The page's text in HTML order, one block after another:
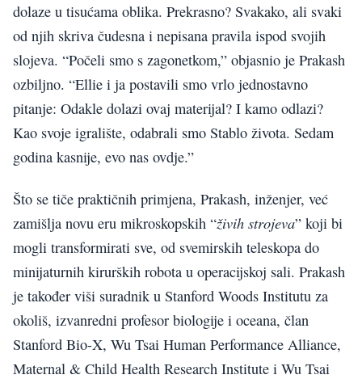
dolaze u tisućama oblika. Prekrasno? Svakako, ali svaki
od njih skriva čudesna i nepisana pravila ispod svojih
slojeva. “Počeli smo s zagonetkom,” objasnio je Prakash
ozbiljno. “Ellie i ja postavili smo vrlo jednostavno
pitanje: Odakle dolazi ovaj materijal? I kamo odlazi?
Kao svoje igralište, odabrali smo Stablo života. Sedam
godina kasnije, evo nas ovdje.”
Što se tiče praktičnih primjena, Prakash, inženjer, već
zamišlja novu eru mikroskopskih “živih strojeva” koji bi
mogli transformirati sve, od svemirskih teleskopa do
minijaturnih kirurških robota u operacijskoj sali. Prakash
je također viši suradnik u Stanford Woods Institutu za
okoliš, izvanredni profesor biologije i oceana, član
Stanford Bio-X, Wu Tsai Human Performance Alliance,
Maternal & Child Health Research Institute i Wu Tsai